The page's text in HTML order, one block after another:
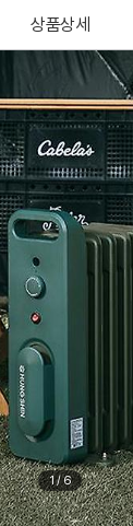
상품상세
1/6